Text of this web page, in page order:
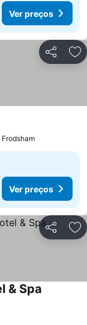
Ver preços
Partilhar
preços
Frodsham
Ver preços
Partilhar
preços
& Spa